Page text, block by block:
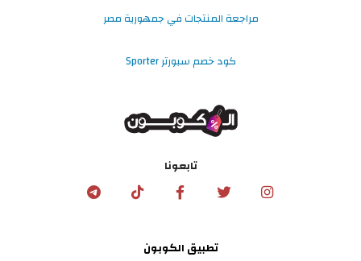
مراجعة المنتجات في جمهورية مصر
كود خصم سبورتر Sporter
تابعونا
تطبيق الكوبون